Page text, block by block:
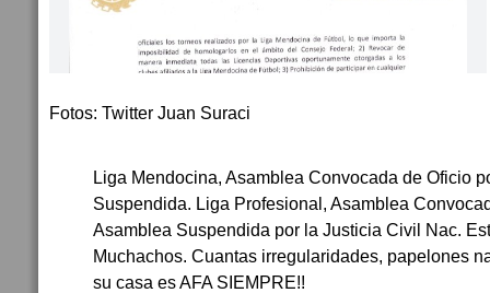
Fotos: Twitter Juan Suraci
Liga Mendocina, Asamblea Convocada de Oficio
Suspendida. Liga Profesional, Asamblea
Asamblea Suspendida por la Justicia Civil Nac.
Muchachos. Cuantas irregularidades, papelones
su casa es AFA SIEMPRE!!